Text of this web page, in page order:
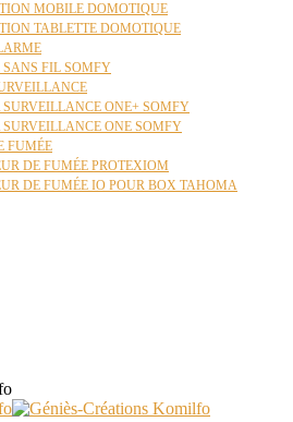
MOBILE DOMOTIQUE
TABLETTE DOMOTIQUE
FIL SOMFY
ONE+ SOMFY
ONE SOMFY
FUMÉE
DE FUMÉE PROTEXIOM
DE FUMÉE IO POUR BOX TAHOMA